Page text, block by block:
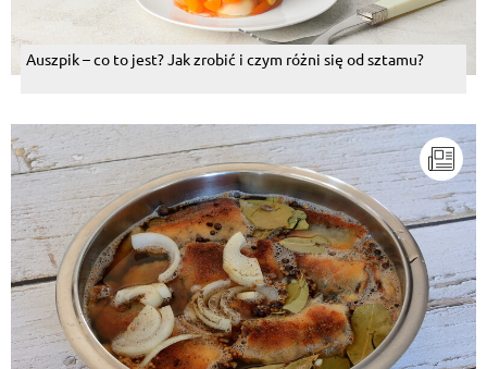
Auszpik – co to jest? Jak zrobić i czym różni się od sztamu?